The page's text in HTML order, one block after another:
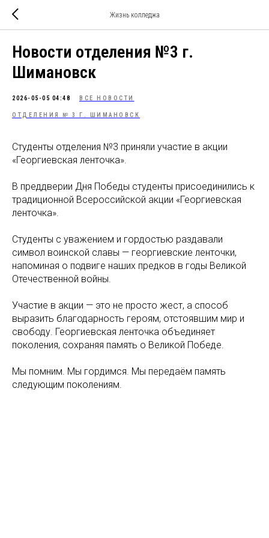
Жизнь колледжа
Новости отделения №3 г.
Шимановск
2026-05-05 04:48 ВСЕ НОВОСТИ
ОТДЕЛЕНИЯ № 3 Г. ШИМАНОВСК
Студенты отделения №3 приняли участие в акции
«Георгиевская ленточка».
В преддверии Дня Победы студенты присоединились к
традиционной Всероссийской акции «Георгиевская
ленточка».
Студенты с уважением и гордостью раздавали
символ воинской славы — георгиевские ленточки,
напоминая о подвиге наших предков в годы Великой
Отечественной войны.
Участие в акции — это не просто жест, а способ
выразить благодарность героям, отстоявшим мир и
свободу. Георгиевская ленточка объединяет
поколения, сохраняя память о Великой Победе.
Мы помним. Мы гордимся. Мы передаём память
следующим поколениям.